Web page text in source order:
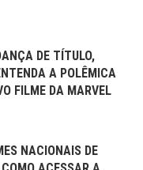
DE TÍTULO,
A POLÊMICA
FILME DA MARVEL
NACIONAIS DE